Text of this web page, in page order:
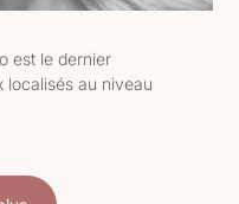
est le dernier
localisés au niveau